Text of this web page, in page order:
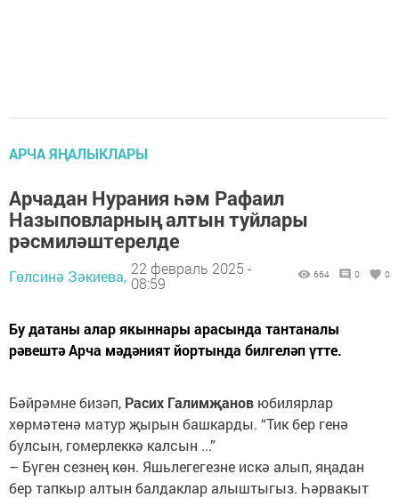
АРЧА ЯҢАЛЫКЛАРЫ
Арчадан Нурания һәм Рафаил
Назыповларның алтын туйлары
рәсмиләштерелде
Гөлсинә Зәкиева, 22 февраль 2025 -
08:59
664 0 0
Бу датаны алар якыннары арасында тантаналы
рәвештә Арча мәдәният йортында билгеләп үтте.
Бәйрәмне бизәп, Расих Галимҗанов юбилярлар
хөрмәтенә матур җырын башкарды. “Тик бер генә
булсын, гомерлеккә калсын ...”
– Бүген сезнең көн. Яшьлегегезне искә алып, яңадан
бер тапкыр алтын балдаклар алыштыгыз. Һәрвакыт